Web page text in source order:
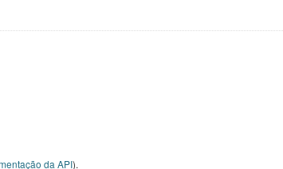
da API).